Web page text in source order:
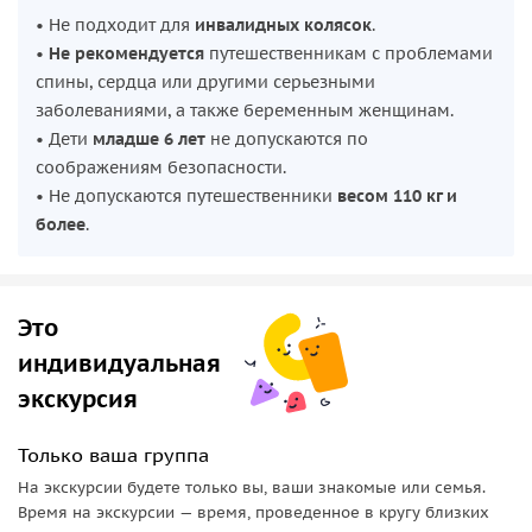
• Не подходит для инвалидных колясок.
• Не рекомендуется путешественникам с проблемами
спины, сердца или другими серьезными
заболеваниями, а также беременным женщинам.
• Дети младше 6 лет не допускаются по
соображениям безопасности.
• Не допускаются путешественники весом 110 кг и
более.
Это
индивидуальная
экскурсия
Только ваша группа
На экскурсии будете только вы, ваши знакомые или семья.
Время на экскурсии — время, проведенное в кругу близких